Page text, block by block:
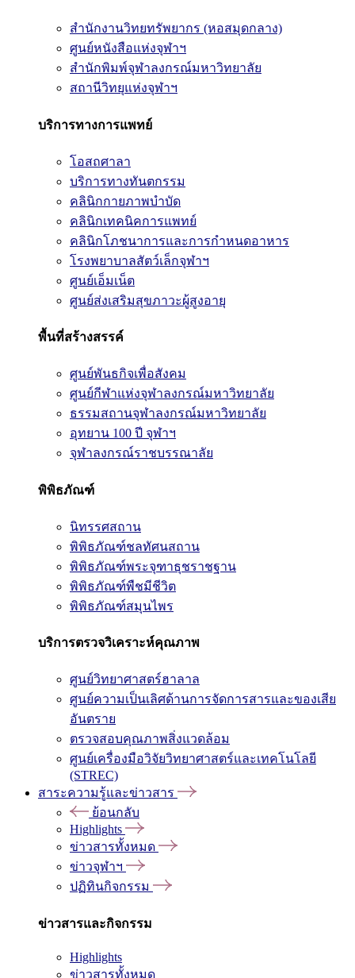
สำนักงานวิทยทรัพยากร (หอสมุดกลาง)
ศูนย์หนังสือแห่งจุฬาฯ
สำนักพิมพ์จุฬาลงกรณ์มหาวิทยาลัย
สถานีวิทยุแห่งจุฬาฯ
บริการทางการแพทย์
โอสถศาลา
บริการทางทันตกรรม
คลินิกกายภาพบำบัด
คลินิกเทคนิคการแพทย์
คลินิกโภชนาการและการกำหนดอาหาร
โรงพยาบาลสัตว์เล็กจุฬาฯ
ศูนย์เอ็มเน็ต
ศูนย์ส่งเสริมสุขภาวะผู้สูงอายุ
พื้นที่สร้างสรรค์
ศูนย์พันธกิจเพื่อสังคม
ศูนย์กีฬาแห่งจุฬาลงกรณ์มหาวิทยาลัย
ธรรมสถานจุฬาลงกรณ์มหาวิทยาลัย
อุทยาน 100 ปี จุฬาฯ
จุฬาลงกรณ์ราชบรรณาลัย
พิพิธภัณฑ์
นิทรรศสถาน
พิพิธภัณฑ์ชลทัศนสถาน
พิพิธภัณฑ์พระจุฑาธุชราชฐาน
พิพิธภัณฑ์พืชมีชีวิต
พิพิธภัณฑ์สมุนไพร
บริการตรวจวิเคราะห์คุณภาพ
ศูนย์วิทยาศาสตร์ฮาลาล
ศูนย์ความเป็นเลิศด้านการจัดการสารและของเสีย
อันตราย
ตรวจสอบคุณภาพสิ่งแวดล้อม
ศูนย์เครื่องมือวิจัยวิทยาศาสตร์และเทคโนโลยี
(STREC)
สาระความรู้และข่าวสาร
ย้อนกลับ
Highlights
ข่าวสารทั้งหมด
ข่าวจุฬาฯ
ปฏิทินกิจกรรม
ข่าวสารและกิจกรรม
Highlights
ข่าวสารทั้งหมด